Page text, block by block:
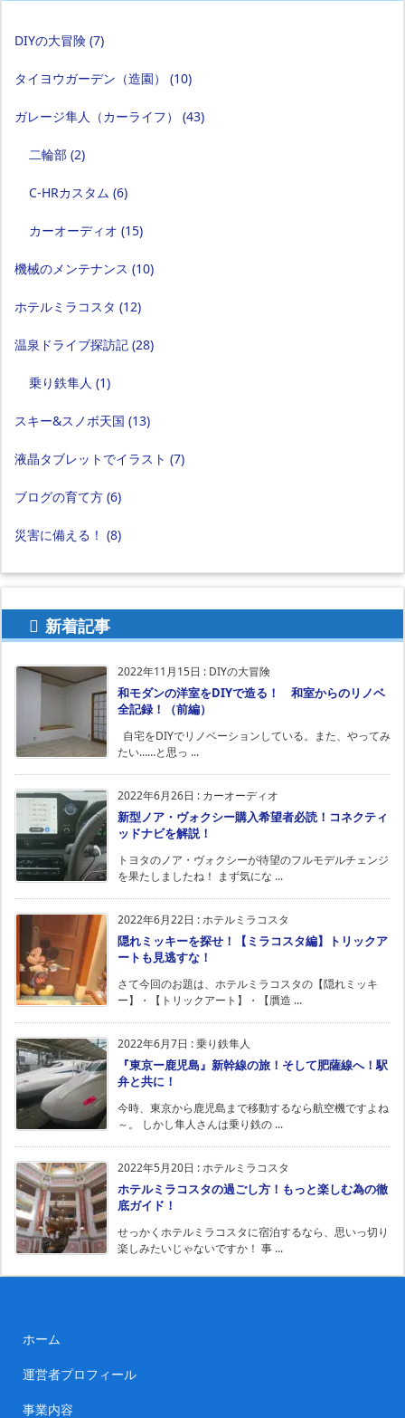
DIYの大冒険 (7)
タイヨウガーデン（造園） (10)
ガレージ隼人（カーライフ） (43)
二輪部 (2)
C-HRカスタム (6)
カーオーディオ (15)
機械のメンテナンス (10)
ホテルミラコスタ (12)
温泉ドライブ探訪記 (28)
乗り鉄隼人 (1)
スキー&スノボ天国 (13)
液晶タブレットでイラスト (7)
ブログの育て方 (6)
災害に備える！ (8)
新着記事
2022年11月15日 : DIYの大冒険
和モダンの洋室をDIYで造る！ 和室からのリノベ
全記録！（前編）
自宅をDIYでリノベーションしている。また、やってみ
たい……と思っ ...
2022年6月26日 : カーオーディオ
新型ノア・ヴォクシー購入希望者必読！コネクティ
ッドナビを解説！
トヨタのノア・ヴォクシーが待望のフルモデルチェンジ
を果たしましたね！ まず気にな ...
2022年6月22日 :ホテルミラコスタ
隠れミッキーを探せ！【ミラコスタ編】トリックア
ートも見逃すな！
さて今回のお題は、ホテルミラコスタの【隠れミッキ
ー】・【トリックアート】・【贋造 ...
2022年6月7日 :乗り鉄隼人
『東京ー鹿児島』新幹線の旅！そして肥薩線へ！駅
弁と共に！
今時、東京から鹿児島まで移動するなら航空機ですよね
～。 しかし隼人さんは乗り鉄の ...
2022年5月20日 :ホテルミラコスタ
ホテルミラコスタの過ごし方！もっと楽しむ為の徹
底ガイド！
せっかくホテルミラコスタに宿泊するなら、思いっ切り
楽しみたいじゃないですか！ 事 ...
ホーム
運営者プロフィール
事業内容